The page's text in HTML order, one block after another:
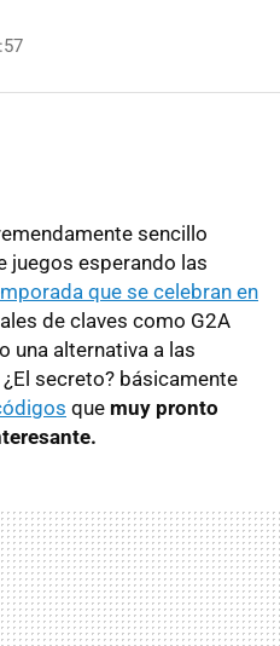
sencillo
juegos esperando las
que se celebran en
de claves como G2A
una alternativa a las
secreto? básicamente
que muy pronto